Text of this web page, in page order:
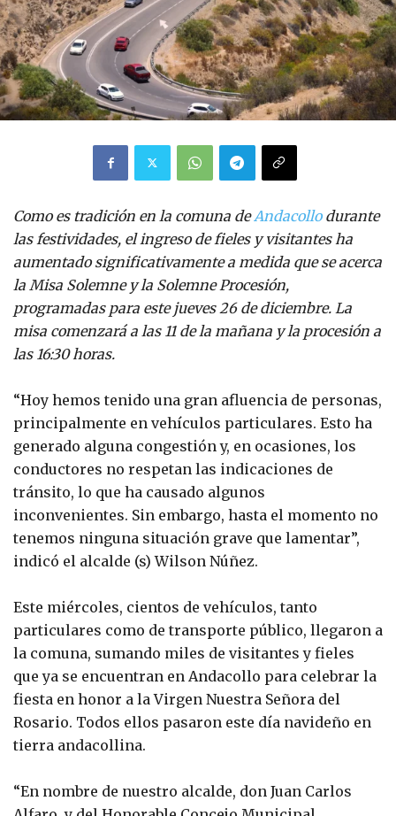
Como es tradición en la comuna deAndacollodurante
las festividades, el ingreso de fieles y visitantes ha
aumentado significativamente a medida que se acerca
la Misa Solemne y la Solemne Procesión,
programadas para este jueves 26 de diciembre. La
misa comenzará a las 11 de la mañana y la procesión a
las 16:30 horas.
“Hoy hemos tenido una gran afluencia de personas,
principalmente en vehículos particulares. Esto ha
generado alguna congestión y, en ocasiones, los
conductores no respetan las indicaciones de
tránsito, lo que ha causado algunos
inconvenientes. Sin embargo, hasta el momento no
tenemos ninguna situación grave que lamentar”,
indicó el alcalde (s) Wilson Núñez.
Este miércoles, cientos de vehículos, tanto
particulares como de transporte público, llegaron a
la comuna, sumando miles de visitantes y fieles
que ya se encuentran en Andacollo para celebrar la
fiesta en honor a la Virgen Nuestra Señora del
Rosario. Todos ellos pasaron este día navideño en
tierra andacollina.
“En nombre de nuestro alcalde, don Juan Carlos